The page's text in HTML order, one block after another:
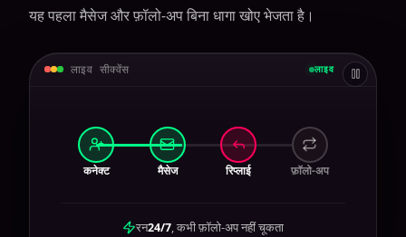
यह पहला मैसेज और फ़ॉलो-अप बिना धागा खोए भेजता है।
लाइव सीक्वेंस लाइव
कनेक्ट मैसेज रिप्लाई फ़ॉलो-अप
रन24/7, कभी फ़ॉलो-अप नहीं चूकता